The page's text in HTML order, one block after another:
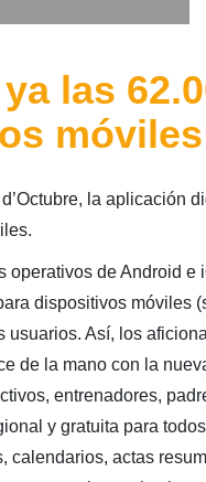
las
móviles
la aplicación
operativos de Android e
dispositivos móviles
usuarios. Así, los
de la mano con la
entrenadores,
y gratuita para
calendarios, actas